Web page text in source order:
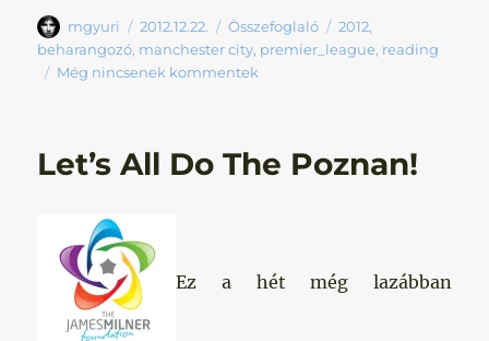
Szerző
mgyuri Közzétéve
2012.12.22. Kategória
Összefoglaló Címke
2012,
beharangozó, manchester city, premier_league, reading
Még nincsenek kommentek
Let’s All Do The Poznan!
Ez a hét még lazábban